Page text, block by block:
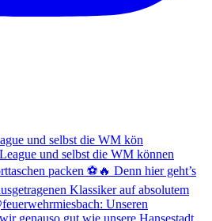
und selbst die WM kön